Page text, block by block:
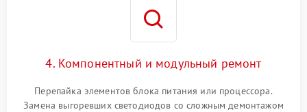
4. Компонентный и модульный ремонт
Перепайка элементов блока питания или процессора.
Замена выгоревших светодиодов со сложным демонтажом